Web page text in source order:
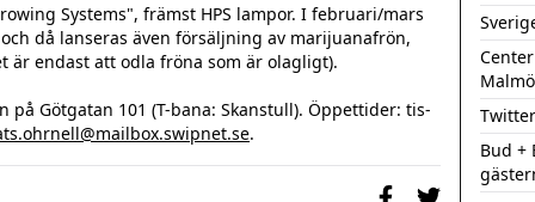
Systems", främst HPS lampor. I februari/mars
då lanseras även försäljning av marijuanafrön,
är endast att odla fröna som är olagligt).
Götgatan 101 (T-bana: Skanstull). Öppettider: tis-
.
Malmö
Bud +